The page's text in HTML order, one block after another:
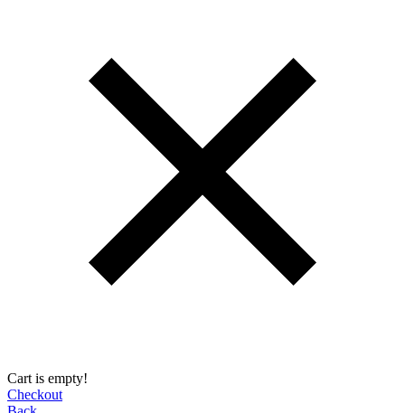
Cart is empty!
Checkout